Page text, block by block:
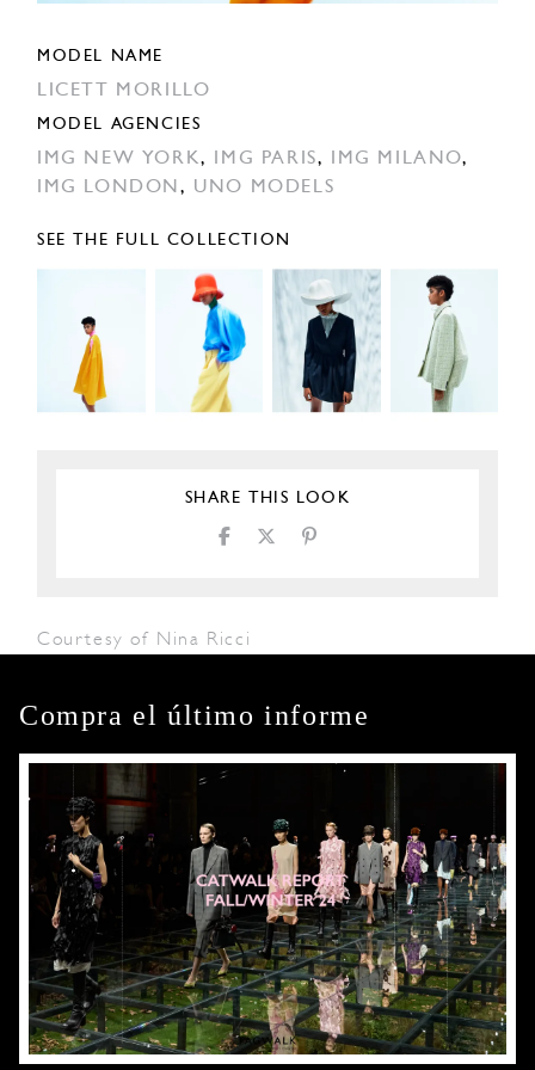
MODEL NAME
LICETT MORILLO
MODEL AGENCIES
IMG NEW YORK, IMG PARIS, IMG MILANO,
IMG LONDON , UNO MODELS
SEE THE FULL COLLECTION
SHARE THIS LOOK
Courtesy of Nina Ricci
Compra el último informe